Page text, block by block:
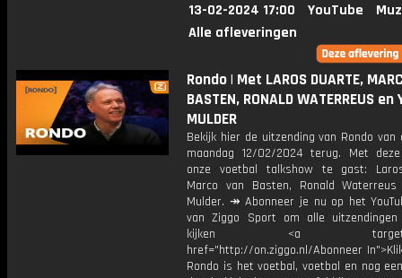
13-02-2024 17:00 YouTube
Alle afleveringen
Rondo | Met LAROS DUARTE,
BASTEN, RONALD WATERREUS en
MULDER
Bekijk hier de uitzending van Rondo van
maandag 12/02/2024 terug. Met
onze voetbal talkshow te gast:
Marco van Basten, Ronald
Mulder. ↠ Abonneer je nu op het
van Ziggo Sport om alle
kijken <a
href="http://on.ziggo.nl/Abonneer
Rondo is het voetbal, voetbal en nog